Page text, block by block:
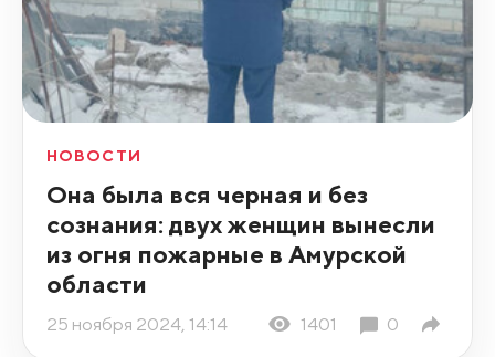
НОВОСТИ
Она была вся черная и без
сознания: двух женщин вынесли
из огня пожарные в Амурской
области
25 ноября 2024, 14:14 1401 0